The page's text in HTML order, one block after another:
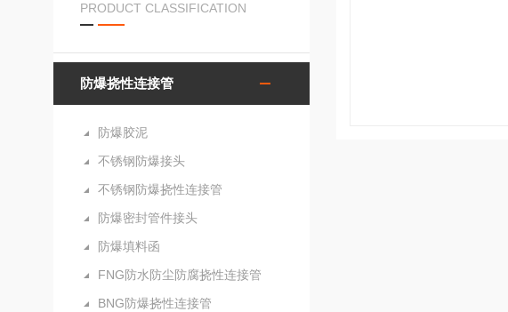
PRODUCT CLASSIFICATION
防爆挠性连接管
防爆胶泥
不锈钢防爆接头
不锈钢防爆挠性连接管
防爆密封管件接头
防爆填料函
FNG防水防尘防腐挠性连接管
BNG防爆挠性连接管